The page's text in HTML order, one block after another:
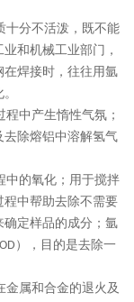
十分不活泼，既不能
和机械工业部门，
焊接时，往往用氩
中产生惰性气氛；
除熔铝中溶解氢气
的氧化；用于搅拌
中帮助去除不需要
确定样品的成分；氩
），目的是去除一
属和合金的退火及